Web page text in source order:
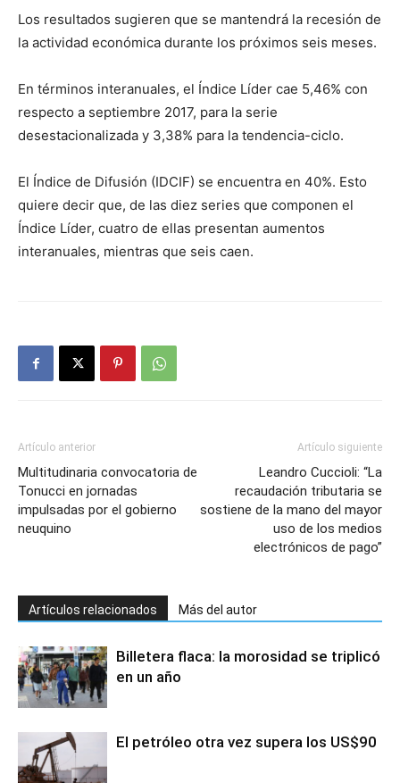
Los resultados sugieren que se mantendrá la recesión de
la actividad económica durante los próximos seis meses.
En términos interanuales, el Índice Líder cae 5,46% con
respecto a septiembre 2017, para la serie
desestacionalizada y 3,38% para la tendencia-ciclo.
El Índice de Difusión (IDCIF) se encuentra en 40%. Esto
quiere decir que, de las diez series que componen el
Índice Líder, cuatro de ellas presentan aumentos
interanuales, mientras que seis caen.
Artículo anterior
Multitudinaria convocatoria de
Tonucci en jornadas
impulsadas por el gobierno
neuquino
Artículo siguiente
Leandro Cuccioli: “La
recaudación tributaria se
sostiene de la mano del mayor
uso de los medios
electrónicos de pago”
Artículos relacionados Más del autor
Billetera flaca: la morosidad se triplicó
en un año
El petróleo otra vez supera los US$90